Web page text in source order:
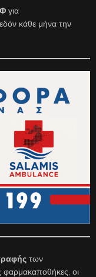
για
κάθε μήνα την
των
οι